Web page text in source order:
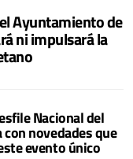
Ayuntamiento de
ni impulsará la
Nacional del
novedades que
evento único